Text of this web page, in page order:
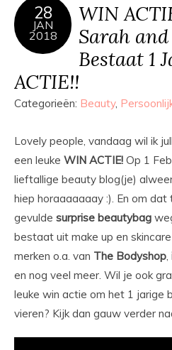
28
JAN
2018
WIN
Sarah
Bestaat 1
ACTIE!!
Categorieën: Beauty,
Lovely people, vandaag wil ik
een leuke WIN ACTIE! Op 1
lieftallige beauty blog(je)
hiep horaaaaaaay :). En om
gevulde surprise beautybag
bestaat uit make up en
merken o.a. van The Bodyshop,
en nog veel meer. Wil je ook
leuke win actie om het 1 jarige
vieren? Kijk dan gauw verder